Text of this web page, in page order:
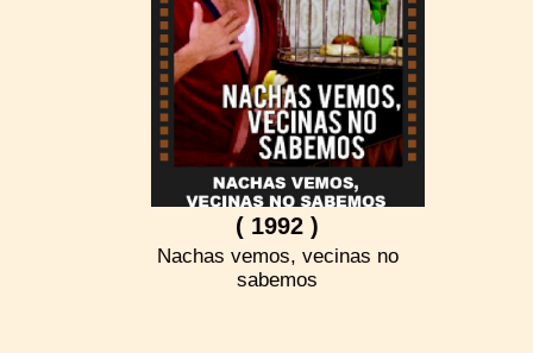
( 1992 )
Nachas vemos, vecinas no
sabemos